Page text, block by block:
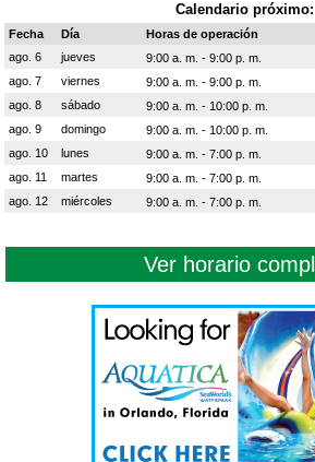
Calendario próximo:
Fecha Día
Horas de operación
ago. 6
jueves
9:00 a. m. - 9:00 p. m.
ago. 7
viernes
9:00 a. m. - 9:00 p. m.
ago. 8
sábado
9:00 a. m. - 10:00 p. m.
ago. 9
domingo
9:00 a. m. - 10:00 p. m.
ago. 10
lunes
9:00 a. m. - 7:00 p. m.
ago. 11
martes
9:00 a. m. - 7:00 p. m.
ago. 12
miércoles 9:00 a. m. - 7:00 p. m.
Ver horario